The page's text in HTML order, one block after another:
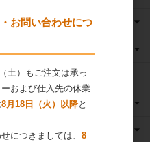
お問い合わせにつ
土）もご注文は承っ
および仕入先の休業
8月18日（火）以降と
につきましては、 8